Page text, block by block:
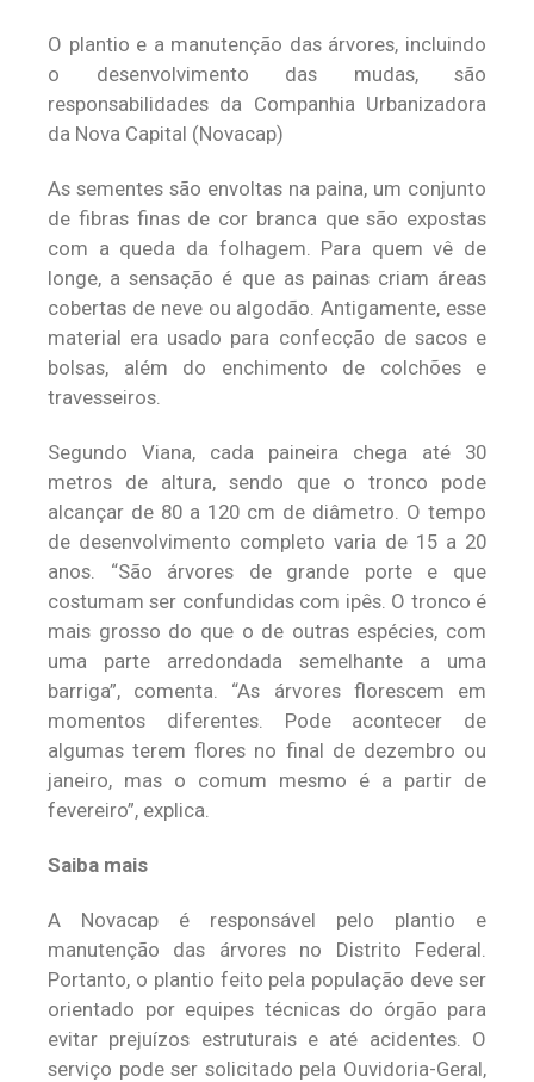
O plantio e a manutenção das árvores, incluindo
o desenvolvimento das mudas, são
responsabilidades da Companhia Urbanizadora
da Nova Capital (Novacap)
As sementes são envoltas na paina, um conjunto
de fibras finas de cor branca que são expostas
com a queda da folhagem. Para quem vê de
longe, a sensação é que as painas criam áreas
cobertas de neve ou algodão. Antigamente, esse
material era usado para confecção de sacos e
bolsas, além do enchimento de colchões e
travesseiros.
Segundo Viana, cada paineira chega até 30
metros de altura, sendo que o tronco pode
alcançar de 80 a 120 cm de diâmetro. O tempo
de desenvolvimento completo varia de 15 a 20
anos. “São árvores de grande porte e que
costumam ser confundidas com ipês. O tronco é
mais grosso do que o de outras espécies, com
uma parte arredondada semelhante a uma
barriga”, comenta. “As árvores florescem em
momentos diferentes. Pode acontecer de
algumas terem flores no final de dezembro ou
janeiro, mas o comum mesmo é a partir de
fevereiro”, explica.
Saiba mais
A Novacap é responsável pelo plantio e
manutenção das árvores no Distrito Federal.
Portanto, o plantio feito pela população deve ser
orientado por equipes técnicas do órgão para
evitar prejuízos estruturais e até acidentes. O
serviço pode ser solicitado pela Ouvidoria-Geral,